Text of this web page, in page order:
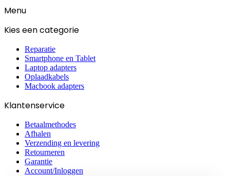
Menu
Kies een categorie
Reparatie
Smartphone en Tablet
Laptop adapters
Oplaadkabels
Macbook adapters
Klantenservice
Betaalmethodes
Afhalen
Verzending en levering
Retourneren
Garantie
Account/Inloggen